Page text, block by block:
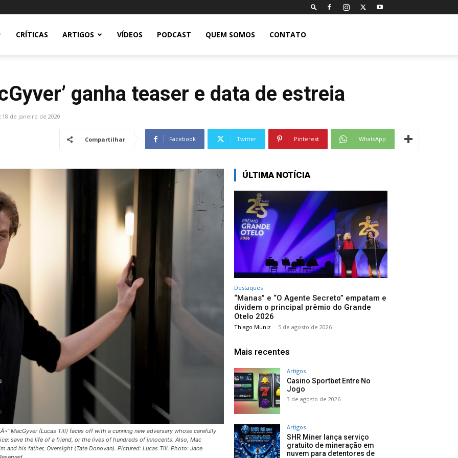
CRÍTICAS ARTIGOS VÍDEOS PODCAST QUEM SOMOS CONTATO
ganha teaser e data de estreia
18 de janeiro de 2020
Compartilhar Facebook Twitter Pinterest WhatsApp
MacGyver (Lucas Till) faces off with a cunning new adversary whose carefully
save the life of a friend, or the lives of hundreds of innocents. Also, Mac
and his father, Oversight (Tate Donovan). Pictured: Lucas Till. Photo: Jace
ÚLTIMA NOTÍCIA
Destaques
“Manas” e “O Agente Secreto” empatam e
dividem o principal prêmio do Grande
Otelo 2026
Thiago Muniz - 5 de agosto de 2026
Mais recentes
Artigos
Casino Sportbet Entre No
Jogo
3 de agosto de 2026
Artigos
SHR Miner lança serviço
gratuito de mineração em
nuvem para detentores de